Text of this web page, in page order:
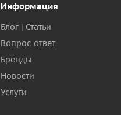
Информация
Блог | Статьи
Вопрос-ответ
Бренды
Новости
Услуги